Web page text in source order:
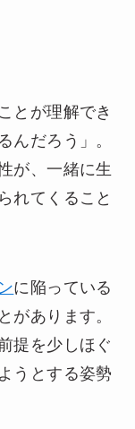
とが理解でき
んだろう」。
が、一緒に生
れてくること
に陥っている
があります。
提を少しほぐ
うとする姿勢